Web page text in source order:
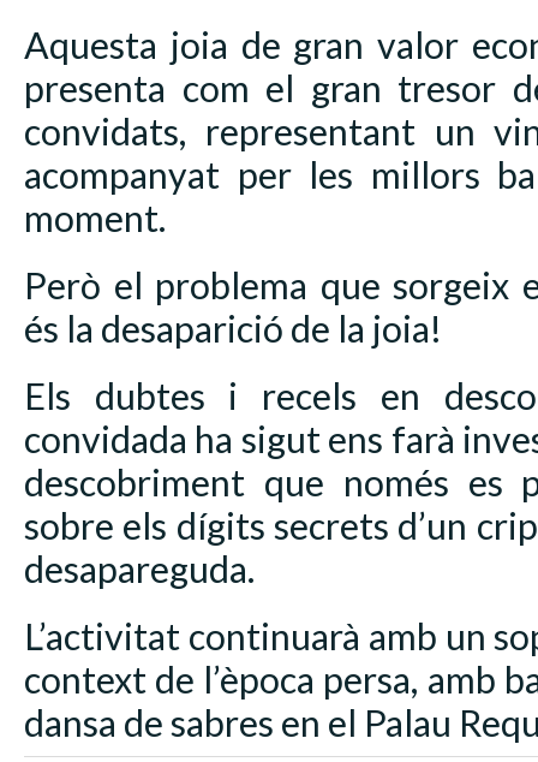
Aquesta joia de gran valor
presenta com el gran tresor
convidats, representant un
acompanyat per les millors
moment.
Però el problema que sorgeix
és la desaparició de la joia!
Els dubtes i recels en
convidada ha sigut ens farà
descobriment que només es
sobre els dígits secrets d’un
desapareguda.
L’activitat continuarà amb un
context de l’època persa, amb
dansa de sabres en el Palau